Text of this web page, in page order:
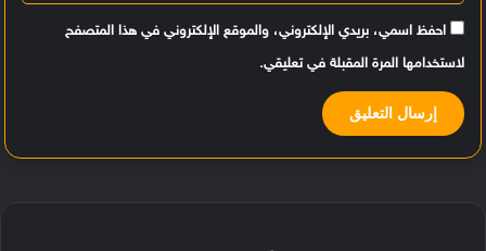
احفظ اسمي، بريدي الإلكتروني، والموقع الإلكتروني في هذا المتصفح
لاستخدامها المرة المقبلة في تعليقي.